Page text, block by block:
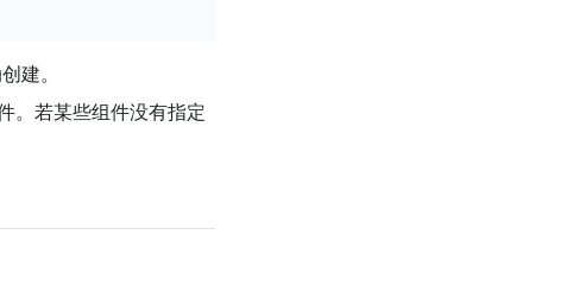
建。
。若某些组件没有指定